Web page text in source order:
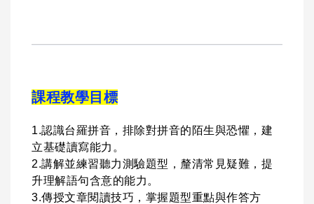
課程教學目標
1.認識台羅拼音，排除對拼音的陌生與恐懼，建
立基礎讀寫能力。
2.講解並練習聽力測驗題型，釐清常見疑難，提
升理解語句含意的能力。
3.傳授文章閱讀技巧，掌握題型重點與作答方